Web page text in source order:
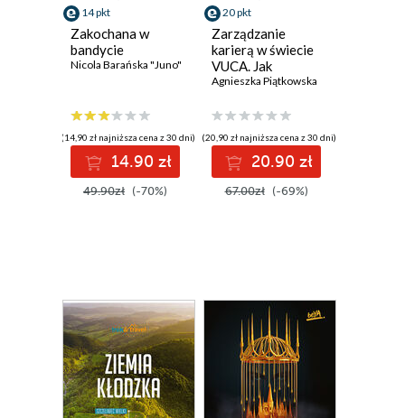
14 pkt
Zakochana w
bandycie
Nicola Barańska "Juno"
(14,90 zł najniższa cena z 30 dni)
14.90 zł
49.90zł (-70%)
20 pkt
Zarządzanie
karierą w świecie
VUCA. Jak
skutecznie
własną karierą w
niepewnym
środowisku
Agnieszka Piątkowska
(20,90 zł najniższa cena z 30 dni)
20.90 zł
67.00zł (-69%)